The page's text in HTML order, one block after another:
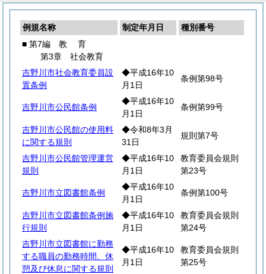
例規名称 制定年月日
種別番号
■ 第7編 教 育
第3章 社会教育
吉野川市社会教育委員設
置条例
◆平成16年10
月1日
条例第98号
吉野川市公民館条例
◆平成16年10
月1日
条例第99号
吉野川市公民館の使用料
に関する規則
◆令和8年3月
31日
規則第7号
吉野川市公民館管理運営
規則
◆平成16年10
月1日
教育委員会規則
第23号
吉野川市立図書館条例
◆平成16年10
月1日
条例第100号
吉野川市立図書館条例施
行規則
◆平成16年10
月1日
教育委員会規則
第24号
吉野川市立図書館に勤務
する職員の勤務時間、休
憩及び休息に関する規則
◆平成16年10
月1日
教育委員会規則
第25号